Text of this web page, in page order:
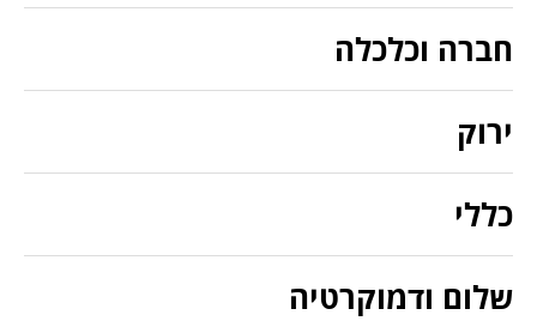
חברה וכלכלה
ירוק
כללי
שלום ודמוקרטיה